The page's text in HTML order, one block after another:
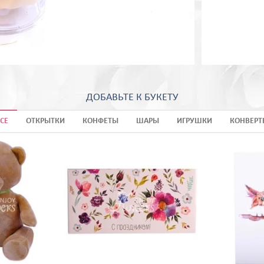
ДОБАВЬТЕ К БУКЕТУ
ОТКРЫТКИ КОНФЕТЫ ШАРЫ ИГРУШКИ